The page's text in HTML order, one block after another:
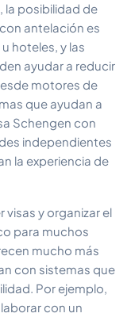
la posibilidad de
con antelación es
hoteles, y las
ayudar a reducir
motores de
que ayudan a
Schengen con
independientes
la experiencia de
y organizar el
para muchos
mucho más
con sistemas que
Por ejemplo,
con un